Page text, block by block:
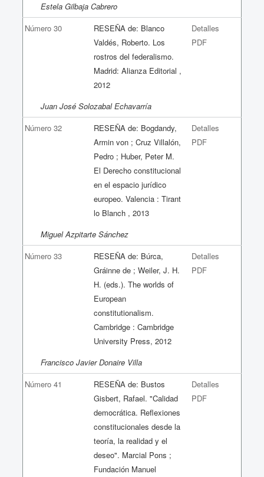
Estela Gilbaja Cabrero
Número 30
RESEÑA de: Blanco
Valdés, Roberto. Los
rostros del federalismo.
Madrid: Alianza Editorial ,
2012
Detalles
PDF
Juan José Solozabal Echavarría
Número 32
RESEÑA de: Bogdandy,
Armin von ; Cruz Villalón,
Pedro ; Huber, Peter M.
El Derecho constitucional
en el espacio jurídico
europeo. Valencia : Tirant
lo Blanch , 2013
Detalles
PDF
Miguel Azpitarte Sánchez
Número 33
RESEÑA de: Búrca,
Gráinne de ; Weiler, J. H.
H. (eds.). The worlds of
European
constitutionalism.
Cambridge : Cambridge
University Press, 2012
Detalles
PDF
Francisco Javier Donaire Villa
Número 41
RESEÑA de: Bustos
Gisbert, Rafael. "Calidad
democrática. Reflexiones
constitucionales desde la
teoría, la realidad y el
deseo". Marcial Pons ;
Fundación Manuel
Detalles
PDF